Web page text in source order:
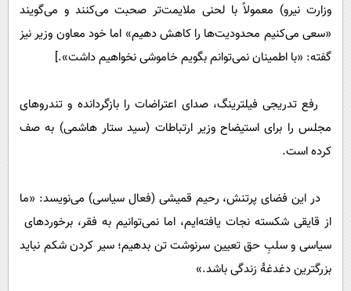
وزارت نیرو) معمولاً با لحنی ملایمت‌تر صحبت می‌کنند و می‌گویند
«سعی می‌کنیم محدودیت‌ها را کاهش دهیم» اما خود معاون وزیر نیز
گفته: «با اطمینان نمی‌توانم بگویم خاموشی نخواهیم داشت».]
رفع تدریجی فیلترینگ، صدای اعتراضات را بازگردانده و تندروهای
مجلس را برای استیضاح وزیر ارتباطات (سید ستار هاشمی) به صف
کرده است.
در این فضای پرتنش، رحیم قمیشی (فعال سیاسی) می‌نویسد: «ما
از قایقی شکسته نجات یافته‌ایم، اما نمی‌توانیم به فقر، برخوردهای
سیاسی و سلبِ حق تعیین سرنوشت تن بدهیم؛ سیر کردن شکم نباید
بزرگترین دغدغۀ زندگی باشد.»